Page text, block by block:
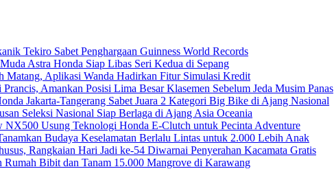
Tekiro Sabet Penghargaan Guinness World Records
Astra Honda Siap Libas Seri Kedua di Sepang
Matang, Aplikasi Wanda Hadirkan Fitur Simulasi Kredit
Amankan Posisi Lima Besar Klasemen Sebelum Jeda Musim Panas
Jakarta-Tangerang Sabet Juara 2 Kategori Big Bike di Ajang Nasional
Seleksi Nasional Siap Berlaga di Ajang Asia Oceania
NX500 Usung Teknologi Honda E-Clutch untuk Pecinta Adventure
Budaya Keselamatan Berlalu Lintas untuk 2.000 Lebih Anak
Rangkaian Hari Jadi ke-54 Diwarnai Penyerahan Kacamata Gratis
Bibit dan Tanam 15.000 Mangrove di Karawang